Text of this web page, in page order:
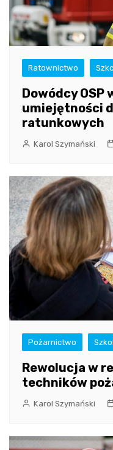
Ratownictwo
Dowódcy OSP
umiejętności
ratunkowych
Karol Szymański
Pożarnictwo
Rewolucja w
techników
Karol Szymański